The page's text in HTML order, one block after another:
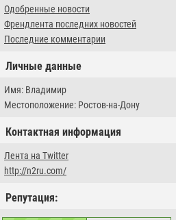
Одобренные новости
Френдлента последних новостей
Последние комментарии
Личные данные
Имя: Владимир
Местоположение: Ростов-на-Дону
Контактная информация
Лента на Twitter
http://n2ru.com/
Репутация: